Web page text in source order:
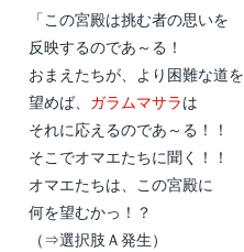
「この宮殿は挑む者の思いを
反映するのであ～る！
おまえたちが、より困難な道を
望めば、 ガラムマサラは
それに応えるのであ～る！！
そこでオマエたちに聞く！！
オマエたちは、この宮殿に
何を望むかっ！？
（⇒選択肢Ａ発生）